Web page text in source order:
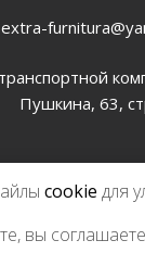
extra-
Пушкина, 63,
cookie для
вы